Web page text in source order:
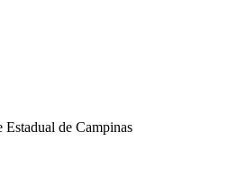
de Campinas